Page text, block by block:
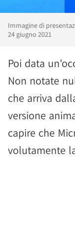
Immagine di
24 giugno 2021
Poi data
Non notate
che arriva
versione
capire che
volutamente